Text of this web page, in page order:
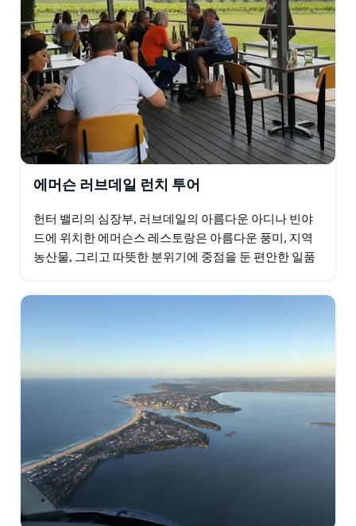
에머슨 러브데일 런치 투어
헌터 밸리의 심장부, 러브데일의 아름다운 아디나 빈야
드에 위치한 에머슨스 레스토랑은 아름다운 풍미, 지역
농산물, 그리고 따뜻한 분위기에 중점을 둔 편안한 일품
의 요리…